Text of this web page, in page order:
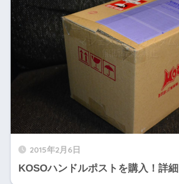
2015年2月6日
KOSOハンドルポストを購入！詳